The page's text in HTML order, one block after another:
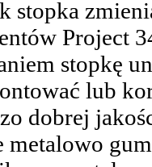
stopka
Project
stopkę
lub
dobrej
metalowo